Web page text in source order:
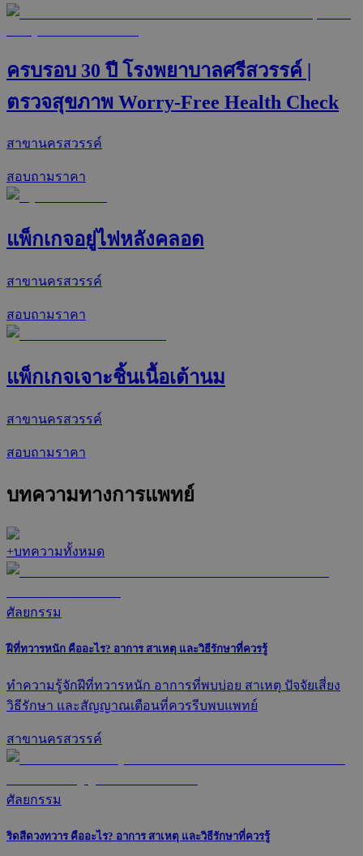
ครบรอบ 30 ปี โรงพยาบาลศรีสวรรค์ |
ตรวจสุขภาพ Worry-Free Health Check
สาขานครสวรรค์
สอบถามราคา
แพ็กเกจอยู่ไฟหลังคลอด
สาขานครสวรรค์
สอบถามราคา
แพ็กเกจเจาะชิ้นเนื้อเต้านม
สาขานครสวรรค์
สอบถามราคา
บทความทางการแพทย์
+บทความทั้งหมด
ศัลยกรรม
ฝีที่ทวารหนัก คืออะไร? อาการ สาเหตุ และวิธีรักษาที่ควรรู้
ทำความรู้จักฝีที่ทวารหนัก อาการที่พบบ่อย สาเหตุ ปัจจัยเสี่ยง
วิธีรักษา และสัญญาณเตือนที่ควรรีบพบแพทย์
สาขานครสวรรค์
ศัลยกรรม
ริดสีดวงทวาร คืออะไร? อาการ สาเหตุ และวิธีรักษาที่ควรรู้